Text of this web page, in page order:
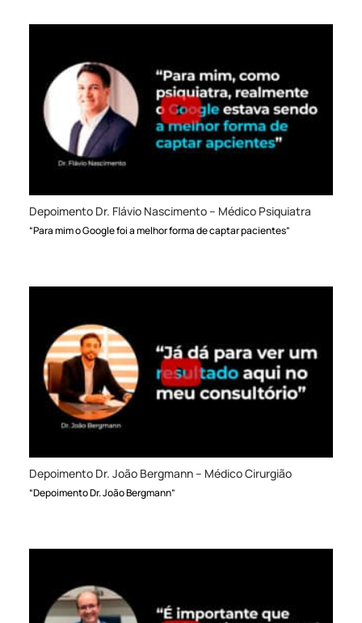
Depoimento Dr. Flávio Nascimento – Médico Psiquiatra
“Para mim o Google foi a melhor forma de captar pacientes”
Depoimento Dr. João Bergmann – Médico Cirurgião
“Depoimento Dr. João Bergmann”